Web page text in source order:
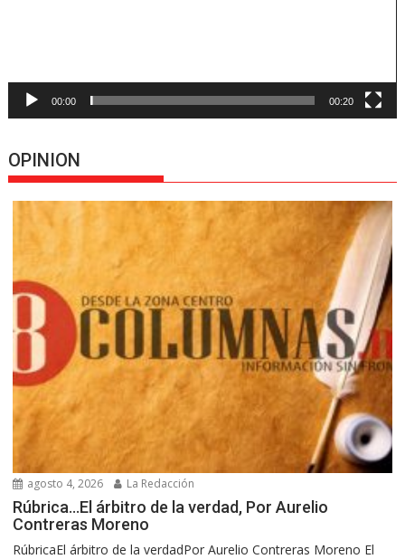
00:00 00:20
OPINION
agosto 4, 2026 La Redacción
Rúbrica…El árbitro de la verdad, Por Aurelio
Contreras Moreno
RúbricaEl árbitro de la verdadPor Aurelio Contreras Moreno El